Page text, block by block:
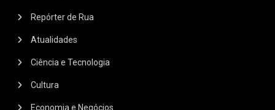
Repórter de Rua
Atualidades
Ciência e Tecnologia
Cultura
Economia e Negócios